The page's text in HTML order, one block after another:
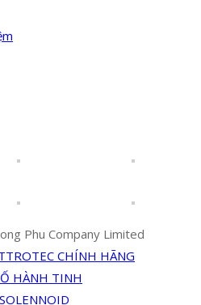
Phu Company Limited
CHÍNH HÃNG
HÀNH TINH